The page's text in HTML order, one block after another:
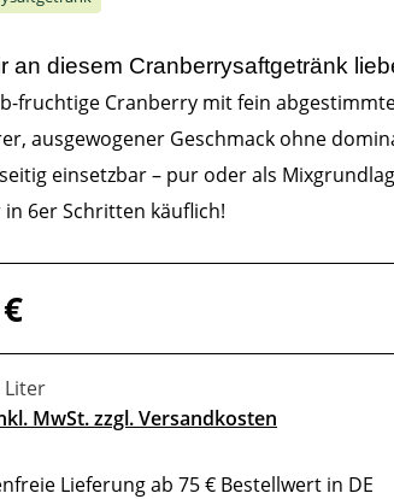
an diesem Cranberrysaftgetränk
fruchtige Cranberry mit fein
ausgewogener Geschmack ohne
einsetzbar – pur oder als
in 6er Schritten käuflich!
Preis:
Liter
MwSt. zzgl. Versandkosten
Lieferung ab 75 € Bestellwert in DE